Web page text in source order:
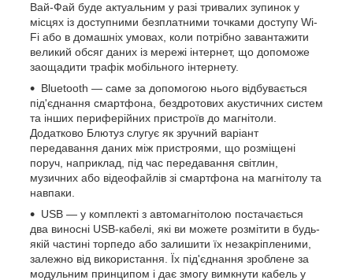
Вай-Фай буде актуальним у разі тривалих зупинок у
місцях із доступними безплатними точками доступу Wi-
Fi або в домашніх умовах, коли потрібно завантажити
великий обсяг даних із мережі інтернет, що допоможе
заощадити трафік мобільного інтернету.
Bluetooth — саме за допомогою нього відбувається
під'єднання смартфона, бездротових акустичних систем
та інших периферійних пристроїв до магнітоли.
Додатково Блютуз слугує як зручний варіант
передавання даних між пристроями, що розміщені
поруч, наприклад, під час передавання світлин,
музичних або відеофайлів зі смартфона на магнітолу та
навпаки.
USB — у комплекті з автомагнітолою постачається
два виносні USB-кабелі, які ви можете розмітити в будь-
якій частині торпедо або залишити їх незакріпленими,
залежно від використання. Їх під'єднання зроблене за
модульним принципом і дає змогу вимкнути кабель у